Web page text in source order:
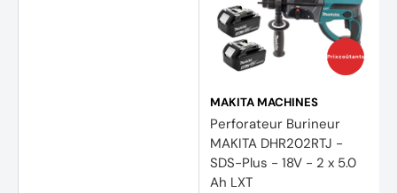
(1
Prix coûtants
MAKITA MACHINES
Perforateur Burineur
MAKITA DHR202RTJ -
SDS-Plus - 18V - 2 x 5.0
Ah LXT